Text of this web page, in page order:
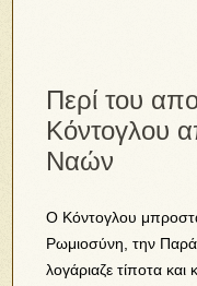
Περί του
Κόντογλου
Ναών
Ο Κόντογλου
Ρωμιοσύνη, την
λογάριαζε τίποτα